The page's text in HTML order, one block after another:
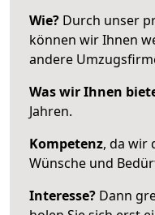
Wie? Durch unser
können wir Ihnen
andere
Was wir Ihnen
Jahren.
Kompetenz, da wir
Wünsche und
Interesse? Dann